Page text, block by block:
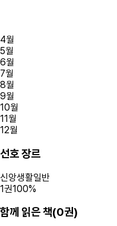
4월
5월
6월
7월
8월
9월
10월
11 월
12월
선호 장르
신앙생활일반
1권100%
함께 읽은 책(0권)